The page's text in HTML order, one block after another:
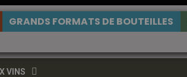
GRANDS FORMATS DE BOUTEILLES
VINS